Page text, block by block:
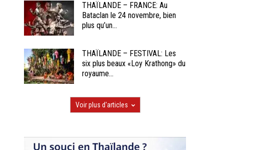
THAÏLANDE – FRANCE: Au
Bataclan le 24 novembre, bien
plus qu’un...
THAÏLANDE – FESTIVAL: Les
six plus beaux «Loy Krathong» du
royaume...
Voir plus d'articles